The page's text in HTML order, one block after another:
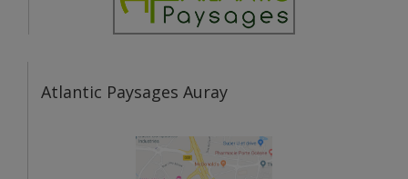
Atlantic Paysages Auray